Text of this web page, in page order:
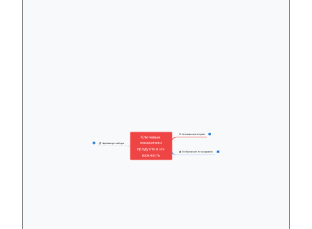
🎯 Основные категории
📋 Фреймворк выбора
27
⚠️ Соображения по внедрению 17
Ключевые
показатели
продукта и их
важность